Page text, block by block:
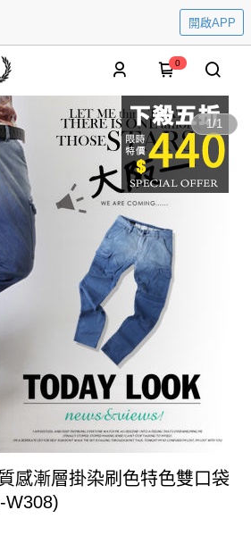
開啟APP
0
1/1
感漸層掛染刷色特色雙口袋
W308)